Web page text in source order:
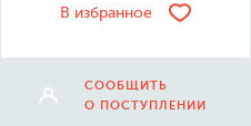
В избранное
СООБЩИТЬ
О ПОСТУПЛЕНИИ